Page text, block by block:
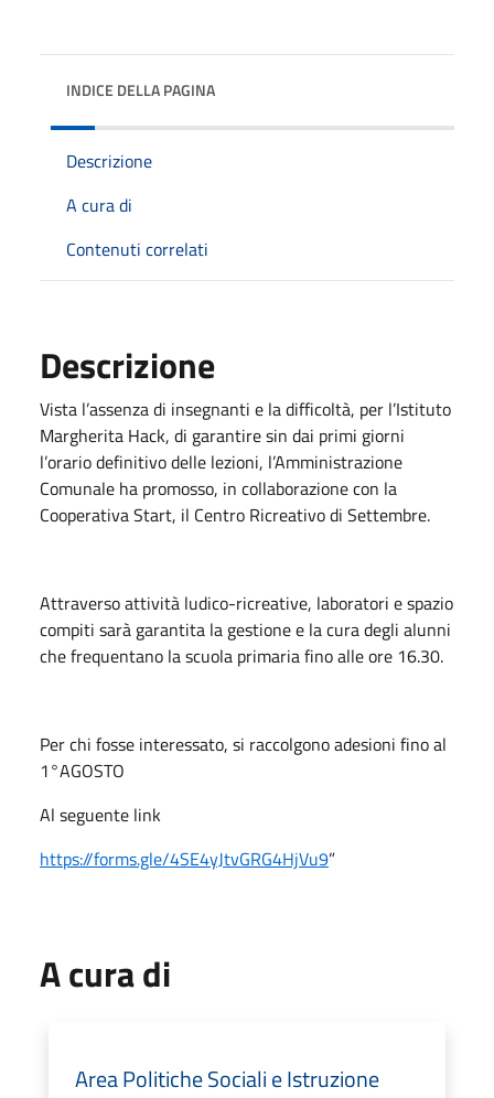
INDICE DELLA PAGINA
Descrizione
A cura di
Contenuti correlati
Descrizione
Vista l’assenza di insegnanti e la difficoltà, per l’Istituto
Margherita Hack, di garantire sin dai primi giorni
l’orario definitivo delle lezioni, l’Amministrazione
Comunale ha promosso, in collaborazione con la
Cooperativa Start, il Centro Ricreativo di Settembre.
Attraverso attività ludico-ricreative, laboratori e spazio
compiti sarà garantita la gestione e la cura degli alunni
che frequentano la scuola primaria fino alle ore 16.30.
Per chi fosse interessato, si raccolgono adesioni fino al
1°AGOSTO
Al seguente link
https://forms.gle/4SE4yJtvGRG4HjVu9”
A cura di
Area Politiche Sociali e Istruzione